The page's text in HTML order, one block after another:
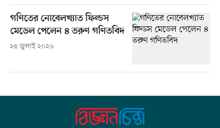
গণিতের নোবেলখ্যাত ফিল্ডস
মেডেল পেলেন ৪ তরুণ গণিতবিদ
২৫ জুলাই ২০২৬